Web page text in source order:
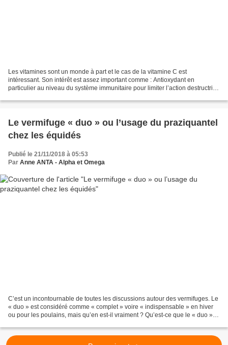
Les vitamines sont un monde à part et le cas de la vitamine C est
intéressant. Son intérêt est assez important comme : Antioxydant en
particulier au niveau du système immunitaire pour limiter l’action destructrice
Le vermifuge « duo » ou l’usage du praziquantel
chez les équidés
Publié le 21/11/2018 à 05:53
Par Anne ANTA - Alpha et Omega
C’est un incontournable de toutes les discussions autour des vermifuges. Le
« duo » est considéré comme « complet » voire « indispensable » en hiver
ou pour les poulains, mais qu’en est-il vraiment ? Qu’est-ce que le « duo » ?